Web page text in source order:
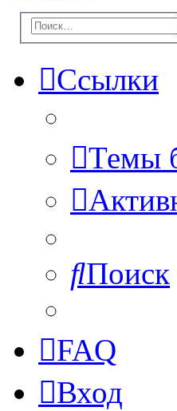
Ссылки
Темы
Поиск
FAQ
Вход